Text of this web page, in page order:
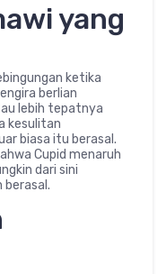
yang
ketika
berlian
lebih tepatnya
kesulitan
biasa itu berasal.
Cupid menaruh
dari sini
berasal.